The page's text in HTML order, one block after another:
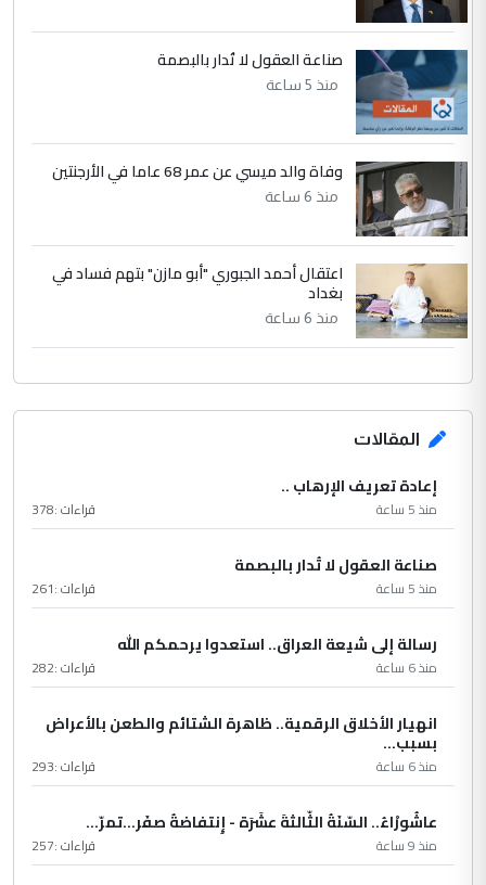
صناعة العقول لا تُدار بالبصمة
منذ 5 ساعة
وفاة والد ميسي عن عمر 68 عاما في الأرجنتين
منذ 6 ساعة
اعتقال أحمد الجبوري "أبو مازن" بتهم فساد في
بغداد
منذ 6 ساعة
المقالات
إعادة تعريف الإرهاب ..
منذ 5 ساعة قراءات :378
صناعة العقول لا تُدار بالبصمة
منذ 5 ساعة قراءات :261
رسالة إلى شيعة العراق.. استعدوا يرحمكم الله
منذ 6 ساعة قراءات :282
انهيار الأخلاق الرقمية.. ظاهرة الشتائم والطعن بالأعراض
بسبب...
منذ 6 ساعة قراءات :293
عاشُورْاءُ.. السّنَةُ الثّالثةَ عشَرَة - إِنتفاضةُ صفَر…تمرّ...
منذ 9 ساعة قراءات :257